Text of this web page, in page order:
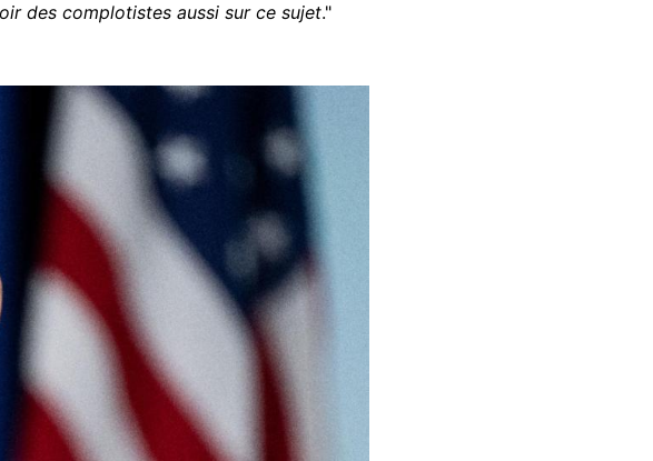
des complotistes aussi sur ce sujet."